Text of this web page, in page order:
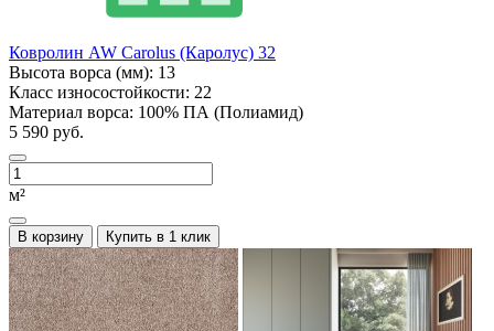
Ковролин AW Carolus (Каролус) 32
Высота ворса (мм): 13
Класс износостойкости: 22
Материал ворса: 100% ПА (Полиамид)
5 590 руб.
м²
В корзину Купить в 1 клик